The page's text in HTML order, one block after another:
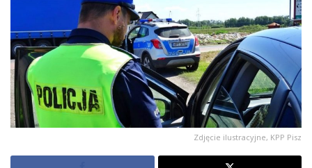
Zdjęcie ilustracyjne, KPP Pisz